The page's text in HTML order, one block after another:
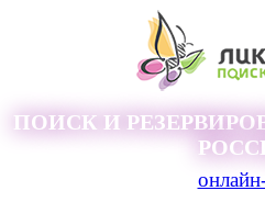
ПОИСК И